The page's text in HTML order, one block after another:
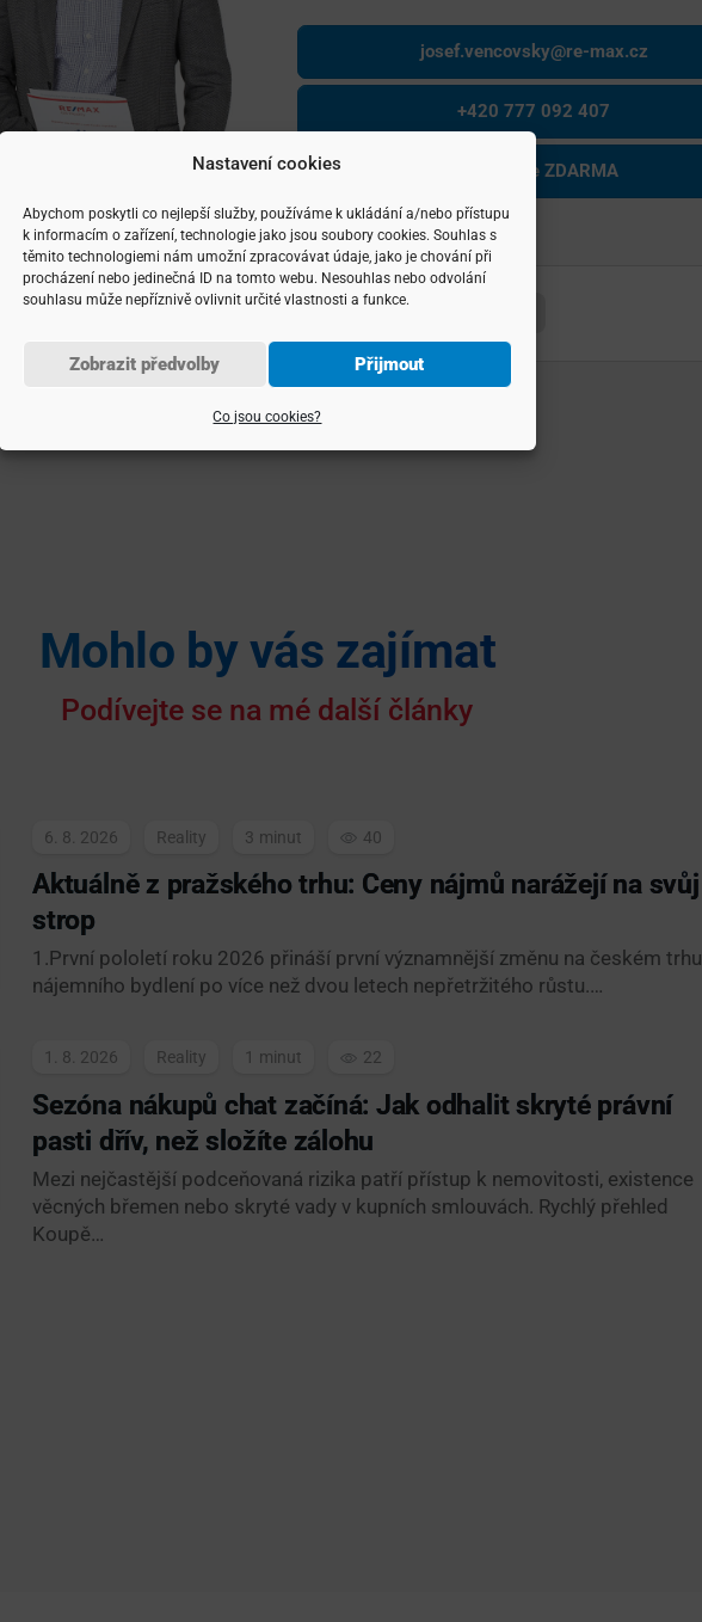
Nastavení cookies
Abychom poskytli co nejlepší služby, používáme k ukládání a/nebo přístupu
k informacím o zařízení, technologie jako jsou soubory cookies. Souhlas s
těmito technologiemi nám umožní zpracovávat údaje, jako je chování při
procházení nebo jedinečná ID na tomto webu. Nesouhlas nebo odvolání
souhlasu může nepříznivě ovlivnit určité vlastnosti a funkce.
Přijmout
Zobrazit předvolby
Co jsou cookies?
josef.vencovsky@re-max.cz
+420 777 092 407
Konzultace ZDARMA
článek Rubriky
Mohlo by vás zajímat
Podívejte se na mé další články
6. 8. 2026 Reality 3 40
Aktuálně z pražského trhu: Ceny nájmů narážejí na svůj
strop
1.První pololetí roku 2026 přináší první významnější změnu na českém trhu
nájemního bydlení po více než dvou letech nepřetržitého růstu.…
1. 8. 2026 Reality 1 22
Sezóna nákupů chat začíná: Jak odhalit skryté právní
pasti dřív, než složíte zálohu
Mezi nejčastější podceňovaná rizika patří přístup k nemovitosti, existence
věcných břemen nebo skryté vady v kupních smlouvách. Rychlý přehled
Koupě…